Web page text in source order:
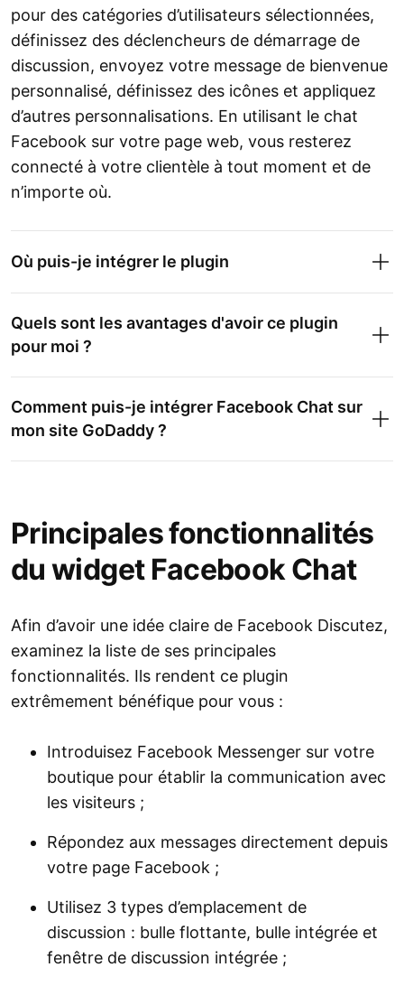
pour des catégories d’utilisateurs sélectionnées,
définissez des déclencheurs de démarrage de
discussion, envoyez votre message de bienvenue
personnalisé, définissez des icônes et appliquez
d’autres personnalisations. En utilisant le chat
Facebook sur votre page web, vous resterez
connecté à votre clientèle à tout moment et de
n’importe où.
Où puis-je intégrer le plugin
Quels sont les avantages d'avoir ce plugin
pour moi ?
Comment puis-je intégrer Facebook Chat sur
mon site GoDaddy ?
Principales fonctionnalités
du widget Facebook Chat
Afin d’avoir une idée claire de Facebook Discutez,
examinez la liste de ses principales
fonctionnalités. Ils rendent ce plugin
extrêmement bénéfique pour vous :
Introduisez Facebook Messenger sur votre
boutique pour établir la communication avec
les visiteurs ;
Répondez aux messages directement depuis
votre page Facebook ;
Utilisez 3 types d’emplacement de
discussion : bulle flottante, bulle intégrée et
fenêtre de discussion intégrée ;